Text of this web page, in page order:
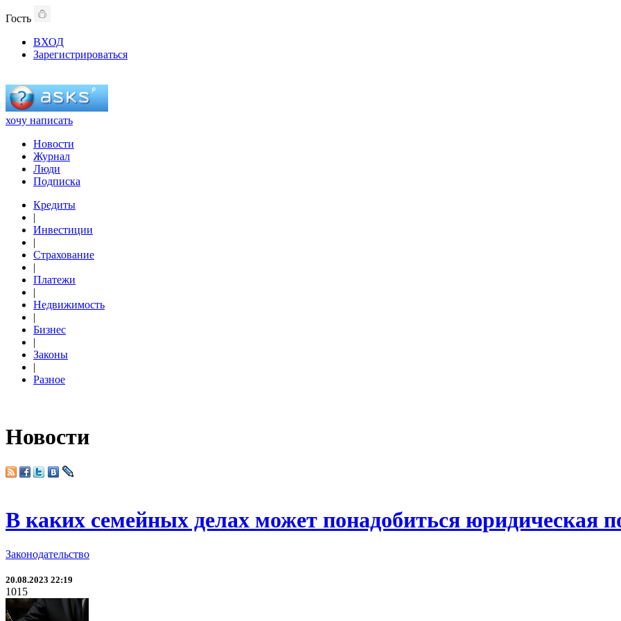
Гость
ВХОД
Зарегистрироваться
хочу написать
Новости
Журнал
Люди
Подписка
Кредиты
|
Инвестиции
|
Страхование
|
Платежи
|
Недвижимость
|
Бизнес
|
Законы
|
Разное
Новости
В каких семейных делах может понадобиться юридическая
Законодательство
20.08.2023 22:19
1015